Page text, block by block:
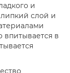
и
липкий слой и
впитывается в